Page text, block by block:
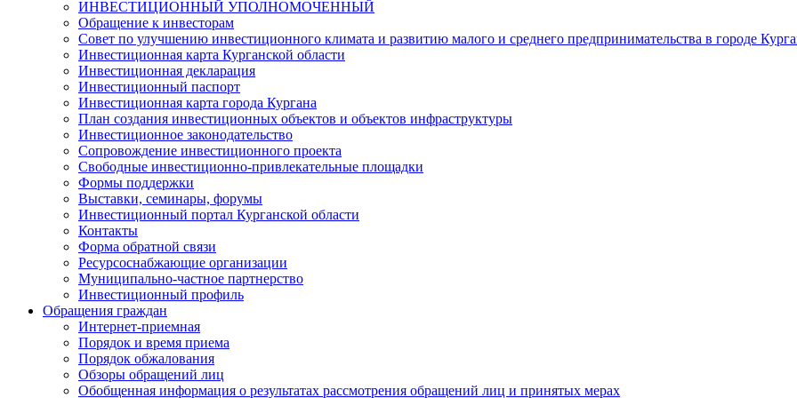
ИНВЕСТИЦИОННЫЙ УПОЛНОМОЧЕННЫЙ
Обращение к инвесторам
Совет по улучшению инвестиционного климата и развитию малого и среднего предпринимательства в городе
Инвестиционная карта Курганской области
Инвестиционная декларация
Инвестиционный паспорт
Инвестиционная карта города Кургана
План создания инвестиционных объектов и объектов инфраструктуры
Инвестиционное законодательство
Сопровождение инвестиционного проекта
Свободные инвестиционно-привлекательные площадки
Формы поддержки
Выставки, семинары, форумы
Инвестиционный портал Курганской области
Контакты
Форма обратной связи
Ресурсоснабжающие организации
Муниципально-частное партнерство
Инвестиционный профиль
Обращения граждан
Интернет-приемная
Порядок и время приема
Порядок обжалования
Обзоры обращений лиц
Обобщенная информация о результатах рассмотрения обращений лиц и принятых мерах